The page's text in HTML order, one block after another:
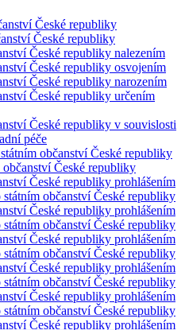
České republiky
České republiky
České republiky nalezením
České republiky osvojením
České republiky narozením
České republiky určením
České republiky v souvislosti
péče
občanství České republiky
České republiky
České republiky prohlášením
občanství České republiky
České republiky prohlášením
občanství České republiky
České republiky prohlášením
občanství České republiky
České republiky prohlášením
občanství České republiky
České republiky prohlášením
občanství České republiky
České republiky prohlášením